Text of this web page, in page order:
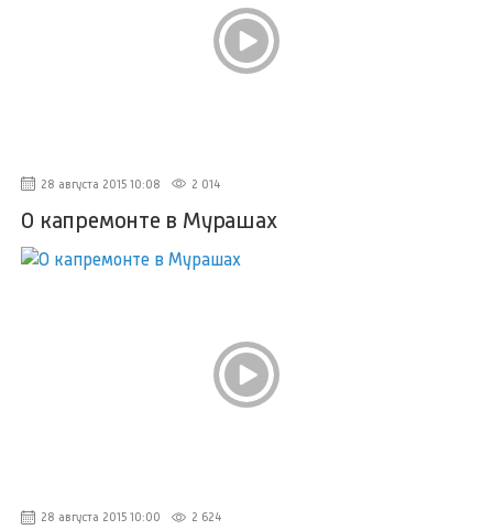
28 августа 2015 10:08 2 014
О капремонте в Мурашах
28 августа 2015 10:00 2 624